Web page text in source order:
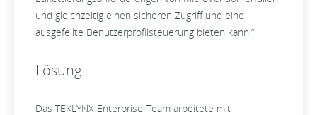
und gleichzeitig einen sicheren Zugriff und eine
ausgefeilte Benutzerprofilsteuerung bieten kann.“
Lösung
Das TEKLYNX Enterprise-Team arbeitete mit